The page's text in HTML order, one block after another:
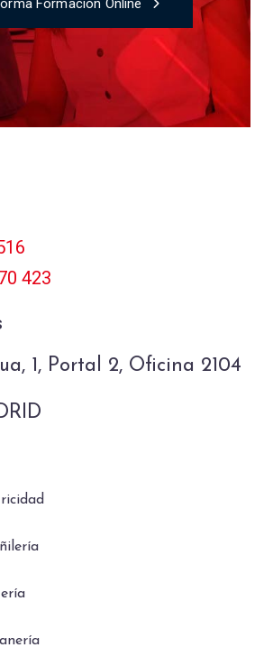
Formación Online
423
1, Portal 2, Oficina 2104